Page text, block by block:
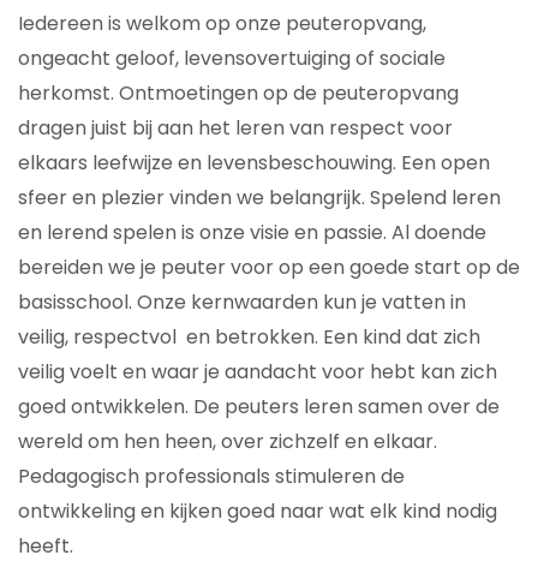
Iedereen is welkom op onze peuteropvang,
ongeacht geloof, levensovertuiging of sociale
herkomst. Ontmoetingen op de peuteropvang
dragen juist bij aan het leren van respect voor
elkaars leefwijze en levensbeschouwing. Een open
sfeer en plezier vinden we belangrijk. Spelend leren
en lerend spelen is onze visie en passie. Al doende
bereiden we je peuter voor op een goede start op de
basisschool. Onze kernwaarden kun je vatten in
veilig, respectvol en betrokken. Een kind dat zich
veilig voelt en waar je aandacht voor hebt kan zich
goed ontwikkelen. De peuters leren samen over de
wereld om hen heen, over zichzelf en elkaar.
Pedagogisch professionals stimuleren de
ontwikkeling en kijken goed naar wat elk kind nodig
heeft.